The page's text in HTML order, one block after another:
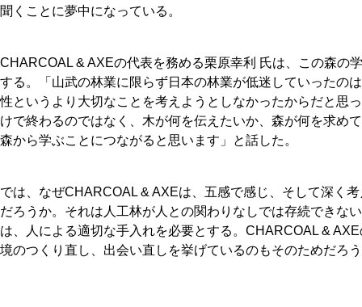
聞くことに夢中になっている。
CHARCOAL & AXEの代表を務める栗原幸利 氏は、この森の
する。「山武の林業に限らず日本の林業が低迷していったの
性というより大切なことを考えようとしなかったからだと思
けで終わるのではなく、木が何を伝えたいか、森が何を求め
森から学ぶことにつながると思います」と話した。
では、なぜCHARCOAL & AXEは、五感で感じ、そして深く
だろうか。それは人工林が人との関わりなしでは存続できな
は、人による適切な手入れを必要とする。CHARCOAL &
境のつくり直し、出会い直しを挙げているのもそのためだろ